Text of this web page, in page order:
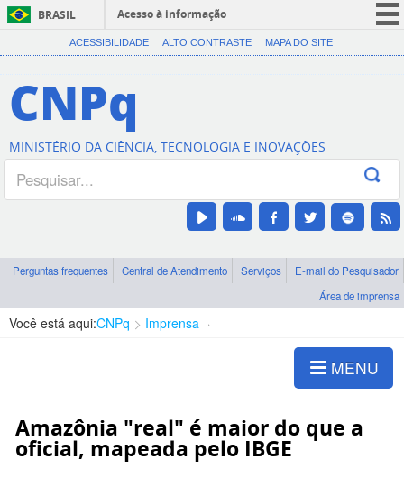
BRASIL
Acesso à informação
CORONAVÍRUS (COVID-19)
Canais
ACESSIBILIDADE ALTO CONTRASTE MAPA DO SITE
CNPq
MINISTÉRIO DA CIÊNCIA, TECNOLOGIA E INOVAÇÕES
Perguntas frequentes Central de Atendimento Serviços
E-mail do Pesquisador
Área de imprensa
Você está aqui:CNPq Imprensa
MENU
Amazônia "real" é maior do que a
oficial, mapeada pelo IBGE